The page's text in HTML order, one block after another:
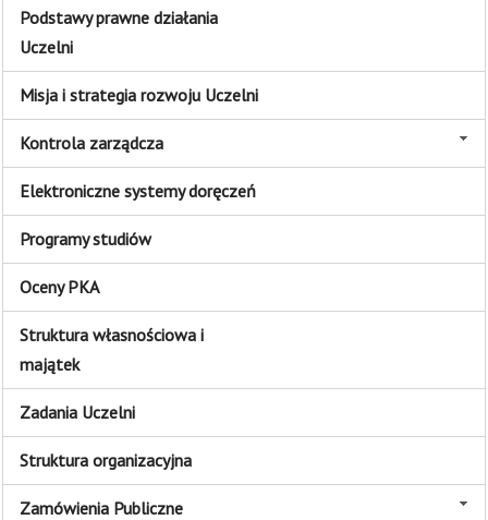
Podstawy prawne działania
Uczelni
Misja i strategia rozwoju Uczelni
Kontrola zarządcza
Elektroniczne systemy doręczeń
Programy studiów
Oceny PKA
Struktura własnościowa i
majątek
Zadania Uczelni
Struktura organizacyjna
Zamówienia Publiczne